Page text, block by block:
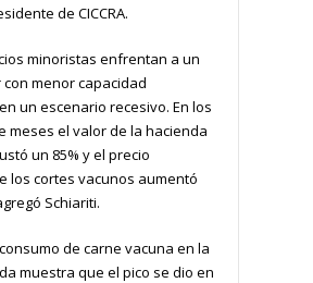
de CICCRA.
minoristas enfrentan a un
menor capacidad
un escenario recesivo. En los
meses el valor de la hacienda
un 85% y el precio
los cortes vacunos aumentó
Schiariti.
de carne vacuna en la
muestra que el pico se dio en